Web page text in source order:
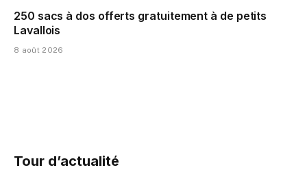
250 sacs à dos offerts gratuitement à de petits
Lavallois
8 août 2026
Tour d’actualité